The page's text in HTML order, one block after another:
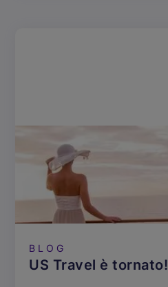
BLOG
US Travel è tornato!